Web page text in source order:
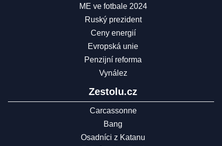
ME ve fotbale 2024
Ruský prezident
Ceny energií
Evropská unie
Penzijní reforma
Vynález
Zestolu.cz
Carcassonne
Bang
Osadníci z Katanu